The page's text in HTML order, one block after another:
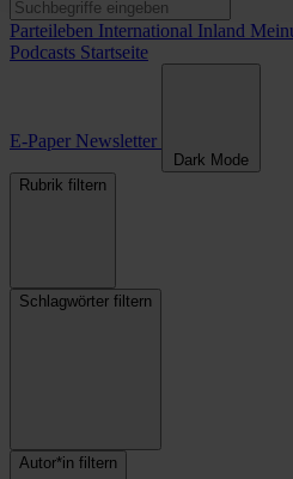
Parteileben International Inland
Podcasts Startseite
E-Paper Newsletter
Dark Mode
Rubrik filtern
Schlagwörter filtern
Autor*in filtern